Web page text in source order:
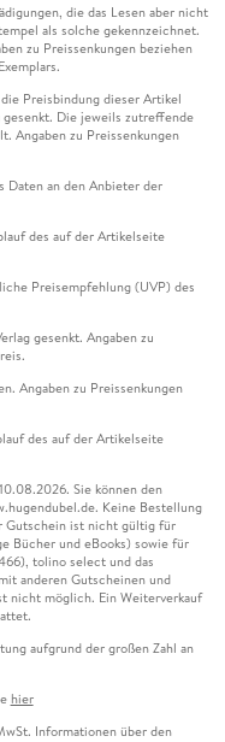
die das Lesen aber nicht
als solche gekennzeichnet.
zu Preissenkungen beziehen
Preisbindung dieser Artikel
Die jeweils zutreffende
Angaben zu Preissenkungen
Daten an den Anbieter der
des auf der Artikelseite
Preisempfehlung (UVP) des
gesenkt. Angaben zu
Angaben zu Preissenkungen
des auf der Artikelseite
Sie können den
Keine Bestellung
Gutschein ist nicht gültig für
Bücher und eBooks) sowie für
tolino select und das
anderen Gutscheinen und
nicht möglich. Ein Weiterverkauf
aufgrund der großen Zahl an
hier
Informationen über den